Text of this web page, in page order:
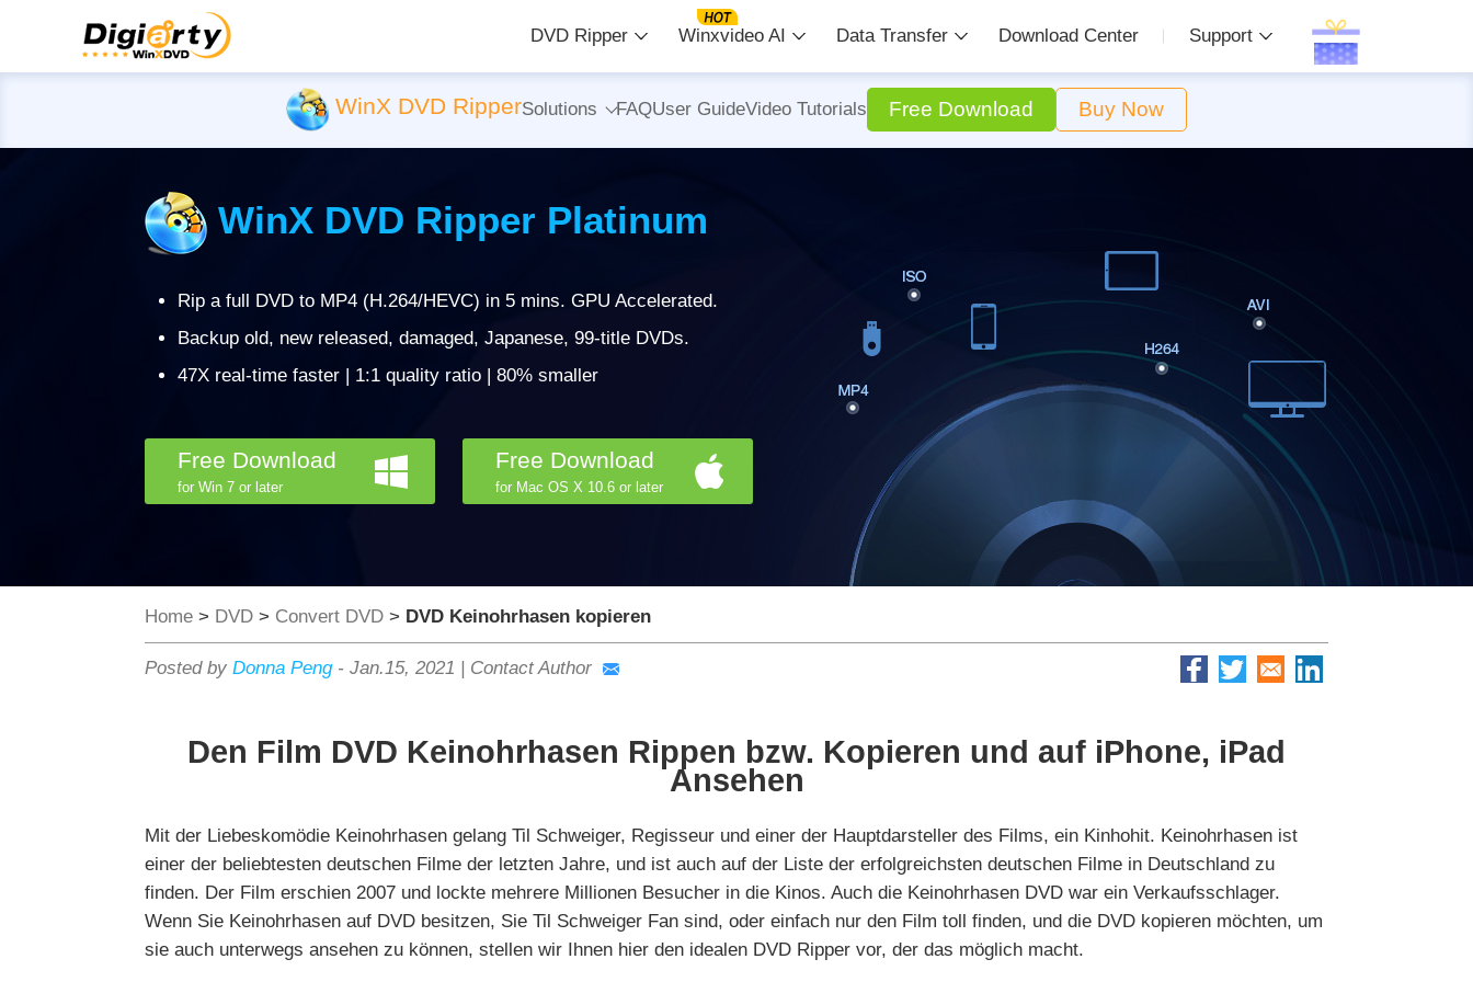
DVD Ripper Winxvideo AI Data Transfer Download Center Support
WinX DVD RipperSolutions FAQUser GuideVideo Tutorials Free Download Buy Now
WinX DVD Ripper Platinum
Rip a full DVD to MP4 (H.264/HEVC) in 5 mins. GPU Accelerated.
Backup old, new released, damaged, Japanese, 99-title DVDs.
47X real-time faster | 1:1 quality ratio | 80% smaller
Free Download
for Win 7 or later
Free Download
for Mac OS X 10.6 or later
Home > DVD > Convert DVD > DVD Keinohrhasen kopieren
Posted by Donna Peng- Jan.15, 2021 | Contact Author
Den Film DVD Keinohrhasen Rippen bzw. Kopieren und auf iPhone, iPad
Ansehen
Mit der Liebeskomödie Keinohrhasen gelang Til Schweiger, Regisseur und einer der Hauptdarsteller des Films, ein Kinhohit. Keinohrhasen ist
einer der beliebtesten deutschen Filme der letzten Jahre, und ist auch auf der Liste der erfolgreichsten deutschen Filme in Deutschland zu
finden. Der Film erschien 2007 und lockte mehrere Millionen Besucher in die Kinos. Auch die Keinohrhasen DVD war ein Verkaufsschlager.
Wenn Sie Keinohrhasen auf DVD besitzen, Sie Til Schweiger Fan sind, oder einfach nur den Film toll finden, und die DVD kopieren möchten, um
sie auch unterwegs ansehen zu können, stellen wir Ihnen hier den idealen DVD Ripper vor, der das möglich macht.